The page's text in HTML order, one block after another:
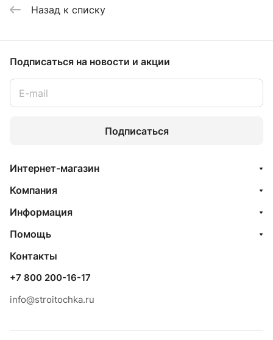
Назад к списку
Подписаться на новости и акции
Подписаться
Интернет-магазин
Компания
Информация
Помощь
Контакты
+7 800 200-16-17
info@stroitochka.ru